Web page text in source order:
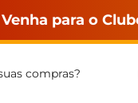
Venha para o
compras?